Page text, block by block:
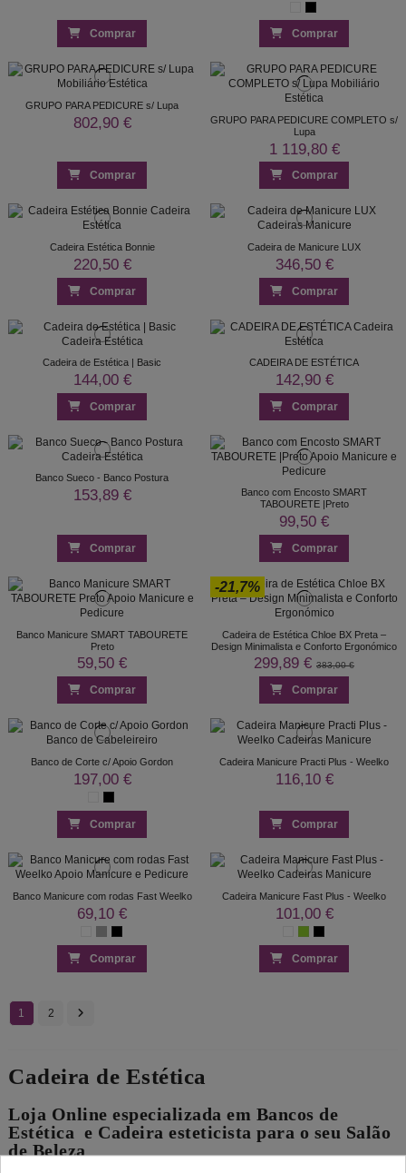
Comprar Comprar
GRUPO PARA PEDICURE s/ Lupa
802,90 €
Comprar
GRUPO PARA PEDICURE COMPLETO s/
Lupa
1 119,80 €
Comprar
Cadeira Estética Bonnie
220,50 €
Comprar
Cadeira de Manicure LUX
346,50 €
Comprar
Cadeira de Estética | Basic
144,00 €
Comprar
CADEIRA DE ESTÉTICA
142,90 €
Comprar
Banco Sueco - Banco Postura
153,89 €
Comprar
Banco com Encosto SMART
TABOURETE |Preto
99,50 €
Comprar
Banco Manicure SMART TABOURETE
Preto
59,50 €
Comprar
-21,7%
Cadeira de Estética Chloe BX Preta –
Design Minimalista e Conforto Ergonómico
299,89 € 383,00 €
Comprar
Banco de Corte c/ Apoio Gordon
197,00 €
Comprar
Cadeira Manicure Practi Plus - Weelko
116,10 €
Comprar
Banco Manicure com rodas Fast Weelko
69,10 €
Comprar
Cadeira Manicure Fast Plus - Weelko
101,00 €
Comprar
1 2
Cadeira de Estética
Loja Online especializada em Bancos de
Estética e Cadeira esteticista para o seu Salão
de Beleza